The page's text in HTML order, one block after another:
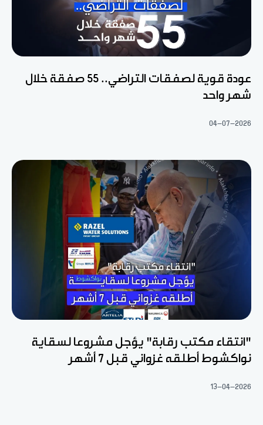
عودة قوية لصفقات التراضي.. 55 صفقة خلال
شهر واحد
04-07-2026
"انتقاء مكتب رقابة" يؤجل مشروعا لسقاية
نواكشوط أطلقه غزواني قبل 7 أشهر
13-04-2026